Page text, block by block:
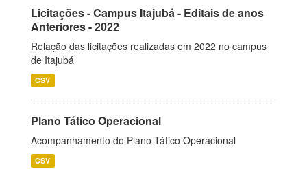
Licitações - Campus Itajubá - Editais de anos
Anteriores - 2022
Relação das licitações realizadas em 2022 no campus
de Itajubá
CSV
Plano Tático Operacional
Acompanhamento do Plano Tático Operacional
CSV